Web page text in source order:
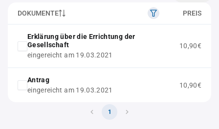
DOKUMENTE PREIS
Erklärung über die Errichtung der
Gesellschaft
eingereicht am 19.03.2021
10,90€
Antrag
eingereicht am 19.03.2021
10,90€
1